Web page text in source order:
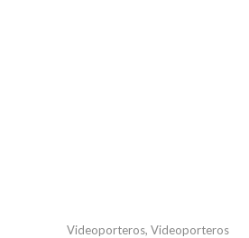
Videoporteros, Videoporteros